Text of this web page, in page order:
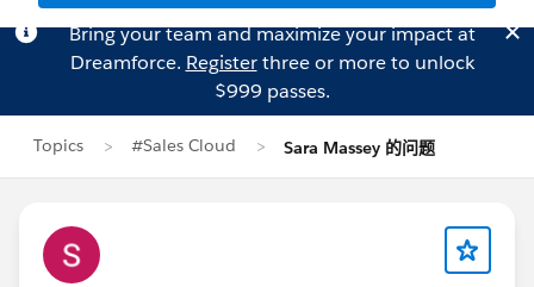
Bring your team and maximize your impact at
Dreamforce. Registerthree or more to unlock
$999 passes.
Topics #Sales Cloud Sara Massey 的问题